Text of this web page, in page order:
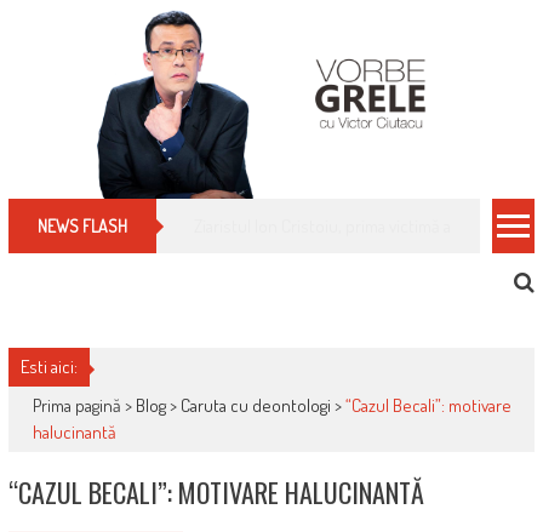
NEWS FLASH Cum îți schimbi, rapid, gratuit și eficient,
Esti aici:
Prima pagină > Blog> Caruta cu deontologi >“Cazul Becali”: motivare
halucinantă
“CAZUL BECALI”: MOTIVARE HALUCINANTĂ